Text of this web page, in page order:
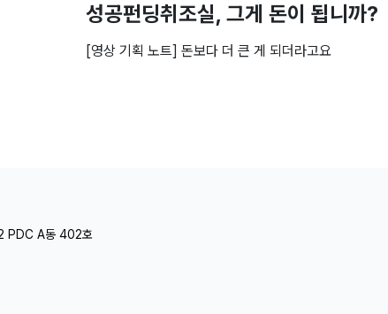
성공펀딩취조실, 그게 돈이 됩니까?
[영상 기획 노트] 돈보다 더 큰 게 되더라고요
PDC A동 402호